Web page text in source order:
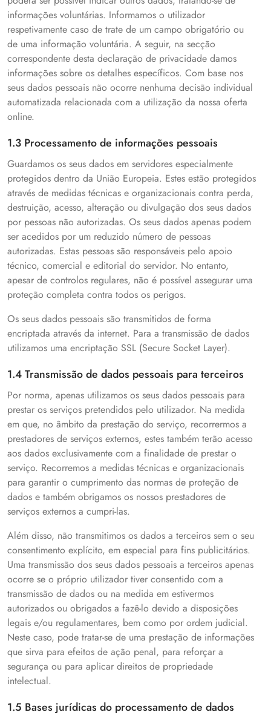
informações voluntárias. Informamos o utilizador
respetivamente caso de trate de um campo obrigatório ou
de uma informação voluntária. A seguir, na secção
correspondente desta declaração de privacidade damos
informações sobre os detalhes específicos. Com base nos
seus dados pessoais não ocorre nenhuma decisão individual
automatizada relacionada com a utilização da nossa oferta
online.
1.3 Processamento de informações pessoais
Guardamos os seus dados em servidores especialmente
protegidos dentro da União Europeia. Estes estão protegidos
através de medidas técnicas e organizacionais contra perda,
destruição, acesso, alteração ou divulgação dos seus dados
por pessoas não autorizadas. Os seus dados apenas podem
ser acedidos por um reduzido número de pessoas
autorizadas. Estas pessoas são responsáveis pelo apoio
técnico, comercial e editorial do servidor. No entanto,
apesar de controlos regulares, não é possível assegurar uma
proteção completa contra todos os perigos.
Os seus dados pessoais são transmitidos de forma
encriptada através da internet. Para a transmissão de dados
utilizamos uma encriptação SSL (Secure Socket Layer).
1.4 Transmissão de dados pessoais para terceiros
Por norma, apenas utilizamos os seus dados pessoais para
prestar os serviços pretendidos pelo utilizador. Na medida
em que, no âmbito da prestação do serviço, recorrermos a
prestadores de serviços externos, estes também terão acesso
aos dados exclusivamente com a finalidade de prestar o
serviço. Recorremos a medidas técnicas e organizacionais
para garantir o cumprimento das normas de proteção de
dados e também obrigamos os nossos prestadores de
serviços externos a cumpri-las.
Além disso, não transmitimos os dados a terceiros sem o seu
consentimento explícito, em especial para fins publicitários.
Uma transmissão dos seus dados pessoais a terceiros apenas
ocorre se o próprio utilizador tiver consentido com a
transmissão de dados ou na medida em estivermos
autorizados ou obrigados a fazê-lo devido a disposições
legais e/ou regulamentares, bem como por ordem judicial.
Neste caso, pode tratar-se de uma prestação de informações
que sirva para efeitos de ação penal, para reforçar a
segurança ou para aplicar direitos de propriedade
intelectual.
1.5 Bases jurídicas do processamento de dados